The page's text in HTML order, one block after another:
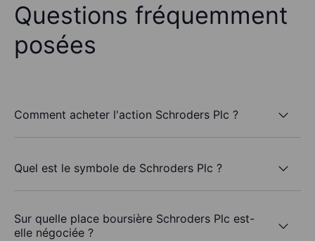
Questions fréquemment
posées
Comment acheter l'action Schroders Plc ?
Quel est le symbole de Schroders Plc ?
Sur quelle place boursière Schroders Plc est-
elle négociée ?